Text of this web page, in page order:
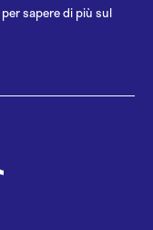
per sapere di più sul